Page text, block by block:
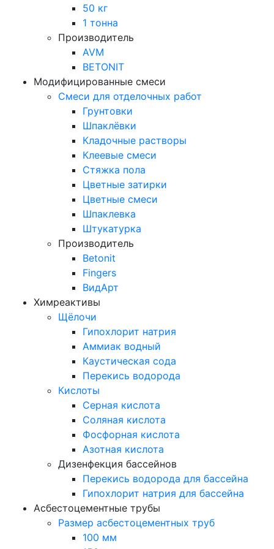
50 кг
1 тонна
Производитель
AVM
BETONIT
Модифицированные смеси
Смеси для отделочных работ
Грунтовки
Шпаклёвки
Кладочные растворы
Клеевые смеси
Стяжка пола
Цветные затирки
Цветные смеси
Шпаклевка
Штукатурка
Производитель
Betonit
Fingers
ВидАрт
Химреактивы
Щёлочи
Гипохлорит натрия
Аммиак водный
Каустическая сода
Перекись водорода
Кислоты
Серная кислота
Соляная кислота
Фосфорная кислота
Азотная кислота
Дизенфекция бассейнов
Перекись водорода для бассейна
Гипохлорит натрия для бассейна
Асбестоцементные трубы
Размер асбестоцементных труб
100 мм